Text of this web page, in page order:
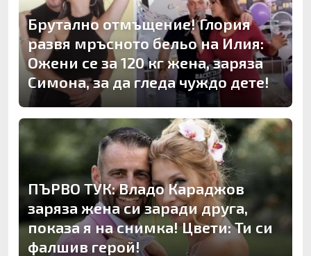
Брутално отмъщение! Глория
развя мръсното бельо на Илия:
Ожени се за 120 кг жена, заряза
Симона, за да гледа чуждо дете!
ПЪРВО ТУК: Владо Караджов
заряза жена си заради друга,
показа я на снимка! Цвети: Ти си
фалшив герой!